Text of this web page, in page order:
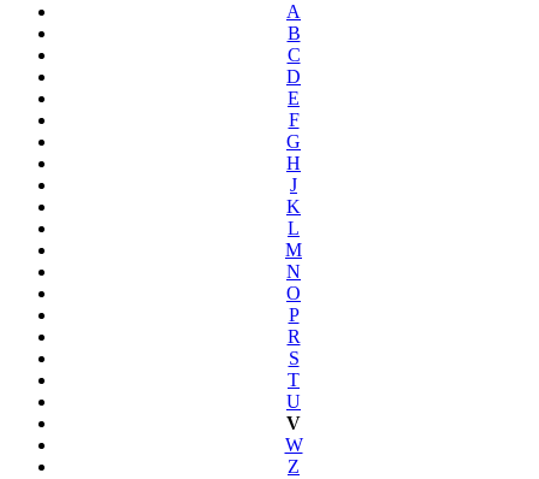
A
B
C
D
E
F
G
H
J
K
L
M
N
O
P
R
S
T
U
V
W
Z